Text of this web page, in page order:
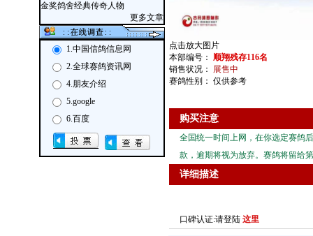
金奖鸽舍经典传奇人物
更多文章
1.中国信鸽信息网
2.全球赛鸽资讯网
4.朋友介绍
5.google
6.百度
点击放大图片
本部编号： 顺翔残存116名
销售状况：
展售中
赛鸽性别： 仅供参考
购买注意
全国统一时间上网，在你选定赛鸽
款，逾期将视为放弃。赛鸽将留给
详细描述
口碑认证:请登陆 这里